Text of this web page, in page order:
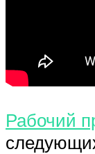
Рабочий